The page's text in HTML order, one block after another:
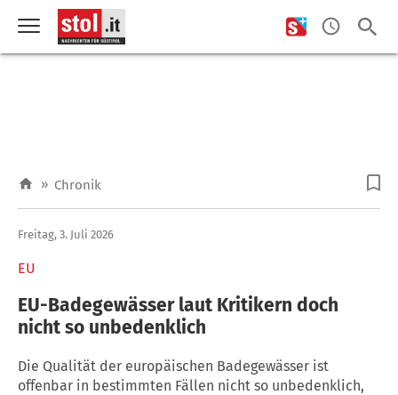
» Chronik
EU
Freitag, 3. Juli 2026
EU-Badegewässer laut Kritikern doch
nicht so unbedenklich
Die Qualität der europäischen Badegewässer ist
offenbar in bestimmten Fällen nicht so unbedenklich,